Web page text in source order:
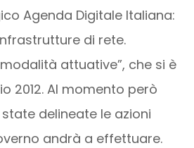
Agenda Digitale Italiana:
di rete.
attuative”, che si è
2012. Al momento però
delineate le azioni
andrà a effettuare.